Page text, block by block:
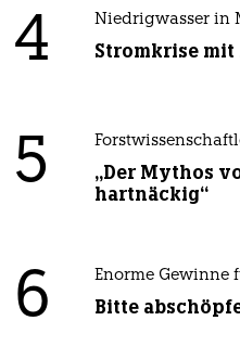
4 Niedrigwasser in
Stromkrise mit
5
„Der Mythos
hartnäckig“
6 Enorme Gewinne
Bitte